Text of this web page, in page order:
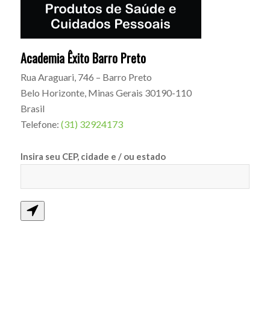
Academia Êxito Barro Preto
Rua Araguari, 746 – Barro Preto
Belo Horizonte, Minas Gerais 30190-110
Brasil
Telefone: (31) 32924173
Insira seu CEP, cidade e / ou estado